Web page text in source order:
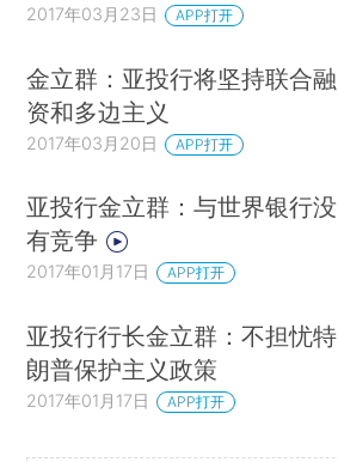
2017年03月23日 APP打开
金立群：亚投行将坚持联合融
资和多边主义
2017年03月20日 APP打开
亚投行金立群：与世界银行没
有竞争
2017年01月17日 APP打开
亚投行行长金立群：不担忧特
朗普保护主义政策
2017年01月17日 APP打开